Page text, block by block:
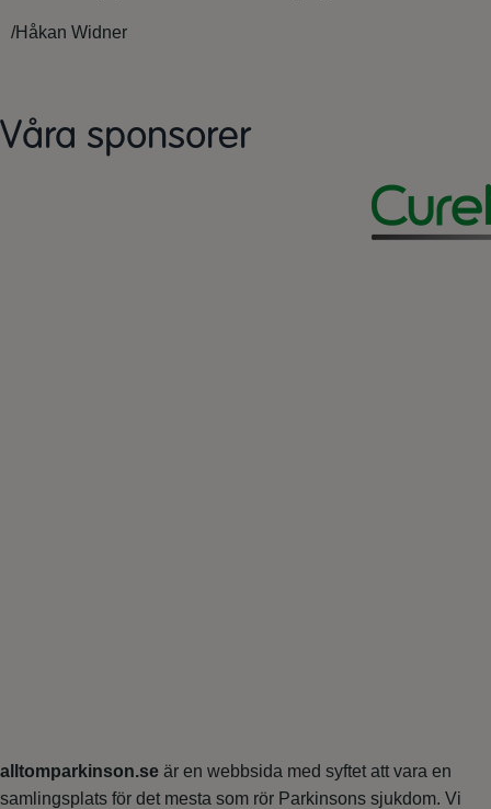
/Håkan Widner
Våra sponsorer
alltomparkinson.se är en webbsida med syftet att vara en
samlingsplats för det mesta som rör Parkinsons sjukdom. Vi